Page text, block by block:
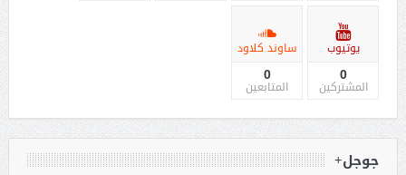
يوتيوب
0
المشتركين
ساوند كلاود
0
المتابعين
جوجل+